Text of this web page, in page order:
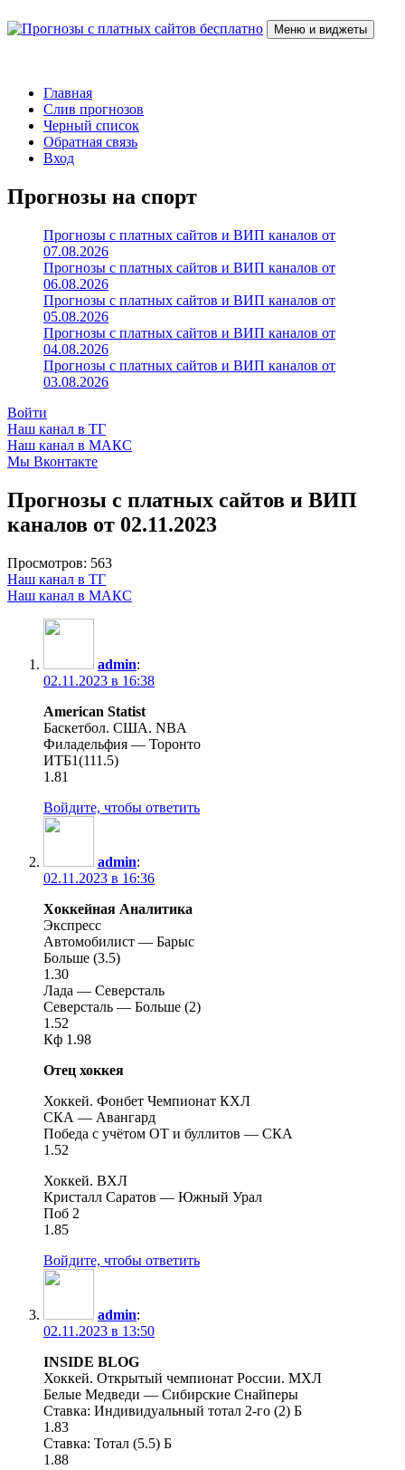
к
Меню и виджеты
Главная
Слив прогнозов
Черный список
Обратная связь
Вход
Прогнозы на спорт
Прогнозы с платных сайтов и ВИП каналов от
07.08.2026
Прогнозы с платных сайтов и ВИП каналов от
06.08.2026
Прогнозы с платных сайтов и ВИП каналов от
05.08.2026
Прогнозы с платных сайтов и ВИП каналов от
04.08.2026
Прогнозы с платных сайтов и ВИП каналов от
03.08.2026
Войти
Наш канал в ТГ
Наш канал в МАКС
Мы Вконтакте
Прогнозы с платных сайтов и ВИП
каналов от 02.11.2023
Просмотров: 563
Наш канал в ТГ
Наш канал в МАКС
admin:
02.11.2023 в 16:38
American Statist
Баскетбол. США. NBA
Филадельфия — Торонто
ИТБ1(111.5)
1.81
Войдите, чтобы ответить
admin:
02.11.2023 в 16:36
Хоккейная Аналитика
Экспресс
Автомобилист — Барыс
Больше (3.5)
1.30
Лада — Северсталь
Северсталь — Больше (2)
1.52
Кф 1.98
Отец хоккея
Хоккей. Фонбет Чемпионат КХЛ
СКА — Авангард
Победа с учётом ОТ и буллитов — СКА
1.52
Хоккей. ВХЛ
Кристалл Саратов — Южный Урал
Поб 2
1.85
Войдите, чтобы ответить
admin:
02.11.2023 в 13:50
INSIDE BLOG
Хоккей. Открытый чемпионат России. МХЛ
Белые Медведи — Сибирские Снайперы
Ставка: Индивидуальный тотал 2-го (2) Б
1.83
Ставка: Тотал (5.5) Б
1.88